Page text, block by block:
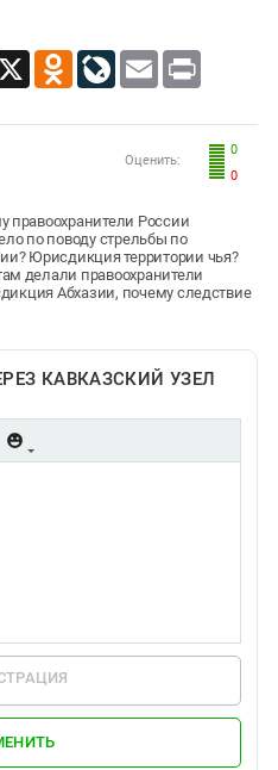
X Odnoklassniki
LiveJournal
Email Print
0
0
Оценить:
правоохранители России
по поводу стрельбы по
Юрисдикция территории чья?
делали правоохранители
Абхазии, почему следствие
КАВКАЗСКИЙ УЗЕЛ